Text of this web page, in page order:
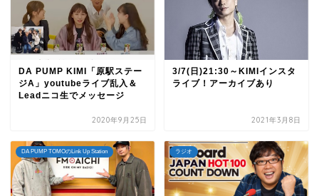
DA PUMP KIMI「原駅ステー
ジA」youtubeライブ乱入＆
Leadニコ生でメッセージ
2020年9月25日
3/7(日)21:30～KIMIインスタ
ライブ！アーカイブあり
2021年3月8日
DA PUMP TOMOのLink Up Station ラジオ